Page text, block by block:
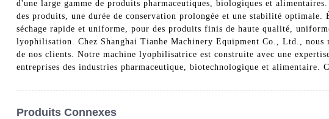
d'une large gamme de produits pharmaceutiques, biologiques et
des produits, une durée de conservation prolongée et une stabilité
séchage rapide et uniforme, pour des produits finis de haute qualité,
lyophilisation. Chez Shanghai Tianhe Machinery Equipment Co., Ltd.,
de nos clients. Notre machine lyophilisatrice est construite avec une
entreprises des industries pharmaceutique, biotechnologique et
Produits Connexes